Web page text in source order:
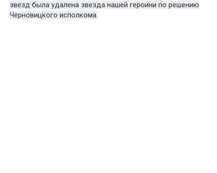
звезд была удалена звезда нашей героини по решению
Черновицкого исполкома.